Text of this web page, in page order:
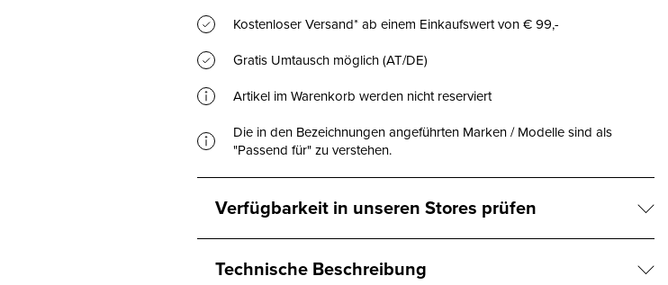
Kostenloser Versand* ab einem Einkaufswert von € 99,-
Gratis Umtausch möglich (AT/DE)
Artikel im Warenkorb werden nicht reserviert
Die in den Bezeichnungen angeführten Marken / Modelle sind als
"Passend für" zu verstehen.
Verfügbarkeit in unseren Stores prüfen
Technische Beschreibung